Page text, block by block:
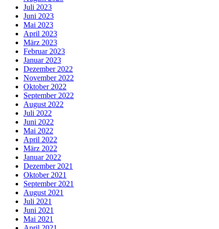
Juli 2023
Juni 2023
Mai 2023
April 2023
März 2023
Februar 2023
Januar 2023
Dezember 2022
November 2022
Oktober 2022
September 2022
August 2022
Juli 2022
Juni 2022
Mai 2022
April 2022
März 2022
Januar 2022
Dezember 2021
Oktober 2021
September 2021
August 2021
Juli 2021
Juni 2021
Mai 2021